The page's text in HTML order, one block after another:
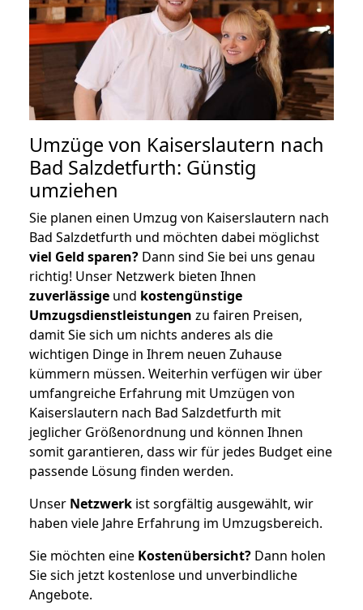
Umzüge von Kaiserslautern nach
Bad Salzdetfurth: Günstig
umziehen
Sie planen einen Umzug von Kaiserslautern nach
Bad Salzdetfurth und möchten dabei möglichst
viel Geld sparen? Dann sind Sie bei uns genau
richtig! Unser Netzwerk bieten Ihnen
zuverlässige und kostengünstige
Umzugsdienstleistungen zu fairen Preisen,
damit Sie sich um nichts anderes als die
wichtigen Dinge in Ihrem neuen Zuhause
kümmern müssen. Weiterhin verfügen wir über
umfangreiche Erfahrung mit Umzügen von
Kaiserslautern nach Bad Salzdetfurth mit
jeglicher Größenordnung und können Ihnen
somit garantieren, dass wir für jedes Budget eine
passende Lösung finden werden.
Unser Netzwerk ist sorgfältig ausgewählt, wir
haben viele Jahre Erfahrung im Umzugsbereich.
Sie möchten eine Kostenübersicht? Dann holen
Sie sich jetzt kostenlose und unverbindliche
Angebote.